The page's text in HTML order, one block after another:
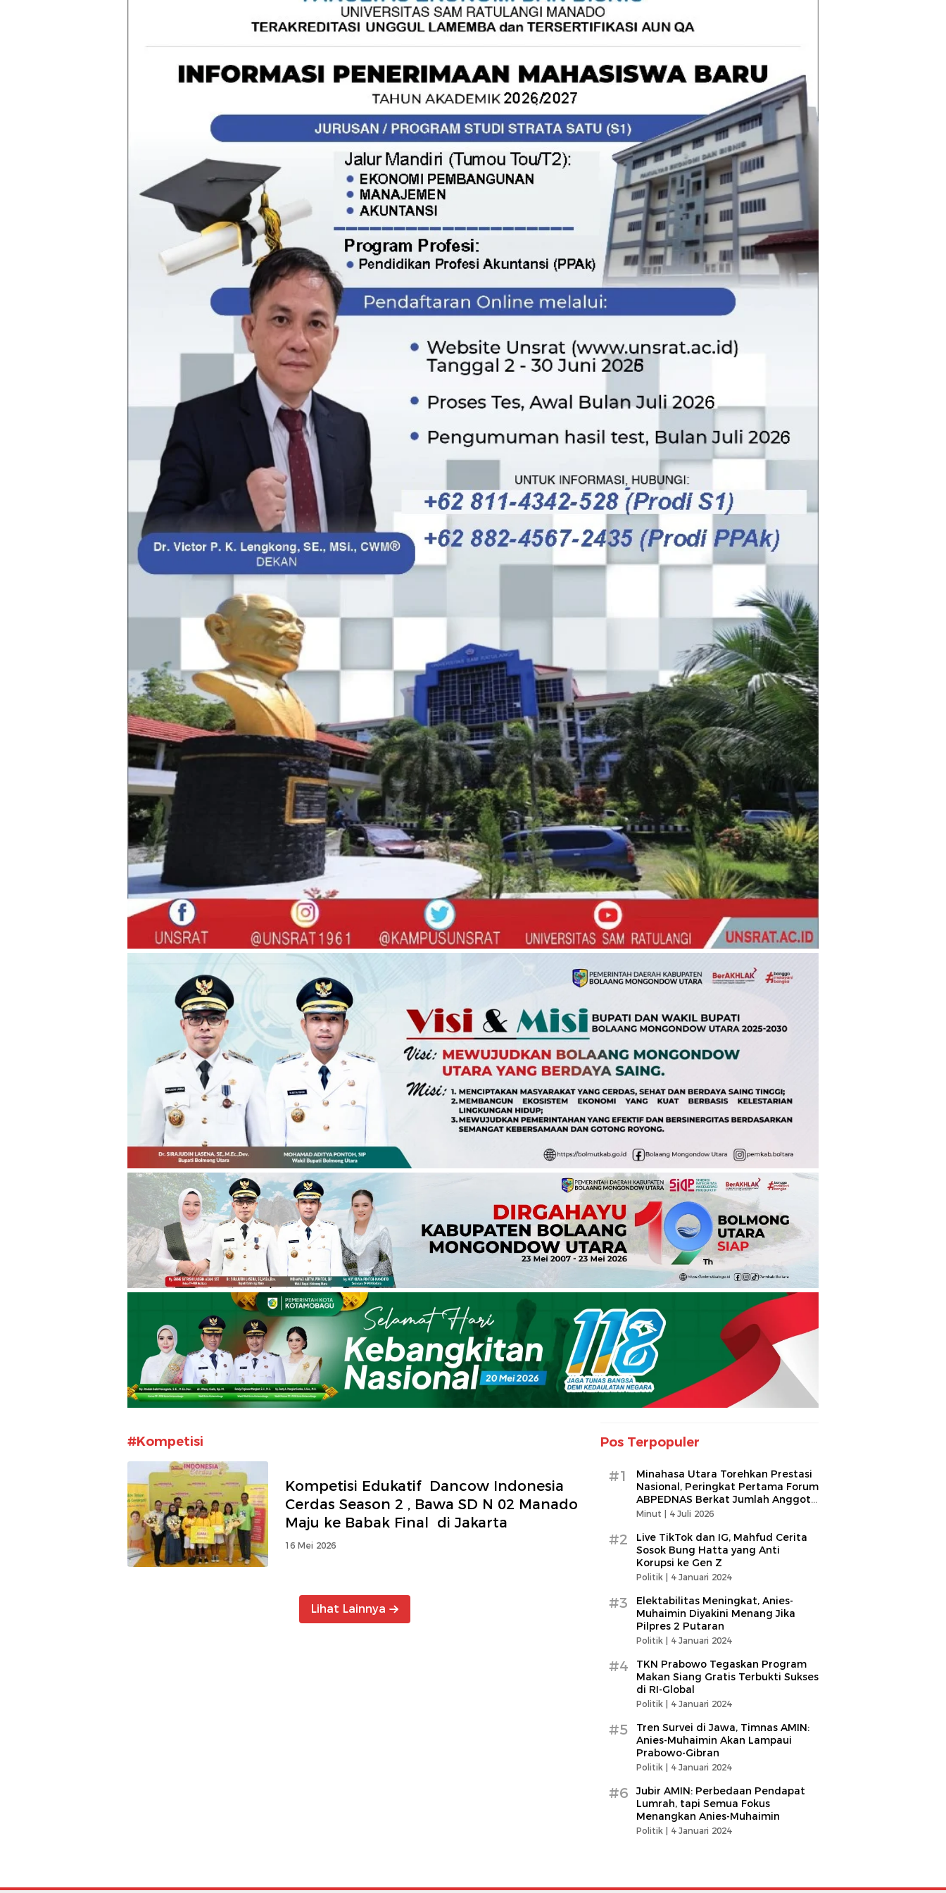
#Kompetisi
Kompetisi Edukatif Dancow Indonesia
Cerdas Season 2 , Bawa SD N 02 Manado
Maju ke Babak Final di Jakarta
16 Mei 2026
Lihat Lainnya
Pos Terpopuler
#1
Minahasa Utara Torehkan Prestasi
Nasional, Peringkat Pertama Forum
ABPEDNAS Berkat Jumlah Anggota
Terbanyak
Minut | 4 Juli 2026
#2
Live TikTok dan IG, Mahfud Cerita
Sosok Bung Hatta yang Anti
Korupsi ke Gen Z
Politik | 4 Januari 2024
#3
Elektabilitas Meningkat, Anies-
Muhaimin Diyakini Menang Jika
Pilpres 2 Putaran
Politik | 4 Januari 2024
#4
TKN Prabowo Tegaskan Program
Makan Siang Gratis Terbukti Sukses
di RI-Global
Politik | 4 Januari 2024
#5
Tren Survei di Jawa, Timnas AMIN:
Anies-Muhaimin Akan Lampaui
Prabowo-Gibran
Politik | 4 Januari 2024
#6
Jubir AMIN: Perbedaan Pendapat
Lumrah, tapi Semua Fokus
Menangkan Anies-Muhaimin
Politik | 4 Januari 2024